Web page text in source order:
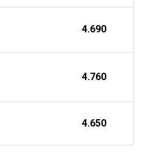
4.690
4.760
4.650